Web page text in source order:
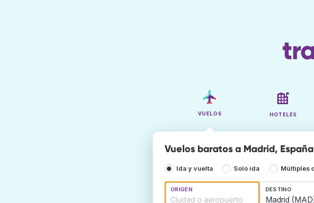
VUELOS HOTELES
Vuelos baratos a Madrid, España
Ida y vuelta Solo ida Múltiples
ORIGEN DESTINO